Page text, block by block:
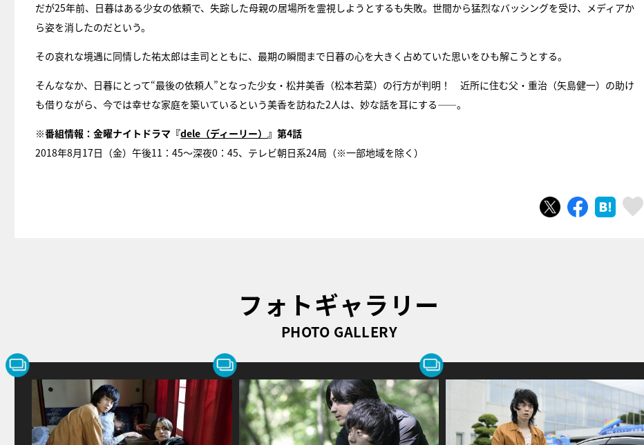
だが25年前、日暮はある少女の依頼で、失踪した母親の居場所を霊視しようとするも失敗。世間から猛烈なバッシングを受け、メディアか
ら姿を消したのだという。
その哀れな境遇に同情した祐太郎は圭司とともに、最期の瞬間まで日暮の心を大きく占めていた思いをひも解こうとする。
そんななか、日暮にとって“最後の依頼人”となった少女・松井美香（松本若菜）の行方が判明！ 近所に住む父・重治（矢島健一）の助け
も借りながら、今では幸せな家庭を築いているという美香を訪ねた2人は、妙な話を耳にする――。
※番組情報：金曜ナイトドラマ『dele（ディーリー） 』第4話
2018年8月17日（金）午後11：45～深夜0：45、テレビ朝日系24局（※一部地域を除く）
ツイートシェア はてブ
フォトギャラリー
PHOTO GALLERY